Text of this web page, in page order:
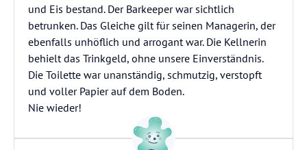
und Eis bestand. Der Barkeeper war sichtlich
betrunken. Das Gleiche gilt für seinen Managerin, der
ebenfalls unhöflich und arrogant war. Die Kellnerin
behielt das Trinkgeld, ohne unsere Einverständnis.
Die Toilette war unanständig, schmutzig, verstopft
und voller Papier auf dem Boden.
Nie wieder!